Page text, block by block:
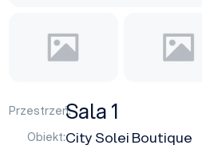
Przestrzeń:Sala 1
Obiekt:City Solei Boutique